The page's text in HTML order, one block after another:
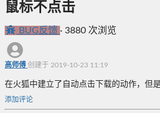
鼠标不点击
BUG反馈 · 3880 次浏览
高师傅 创建于 2019-10-23 11:19
在火狐中建立了自动点击下载的动作，但
添加评论